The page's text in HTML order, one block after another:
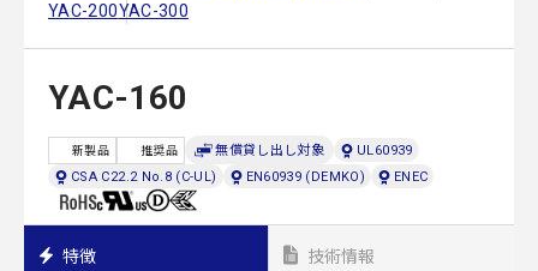
YAC-200YAC-300
YAC-160
新製品 推奨品 無償貸し出し対象
UL60939
CSA C22.2 No.8 (C-UL)
EN60939 (DEMKO) ENEC
特徴 技術情報